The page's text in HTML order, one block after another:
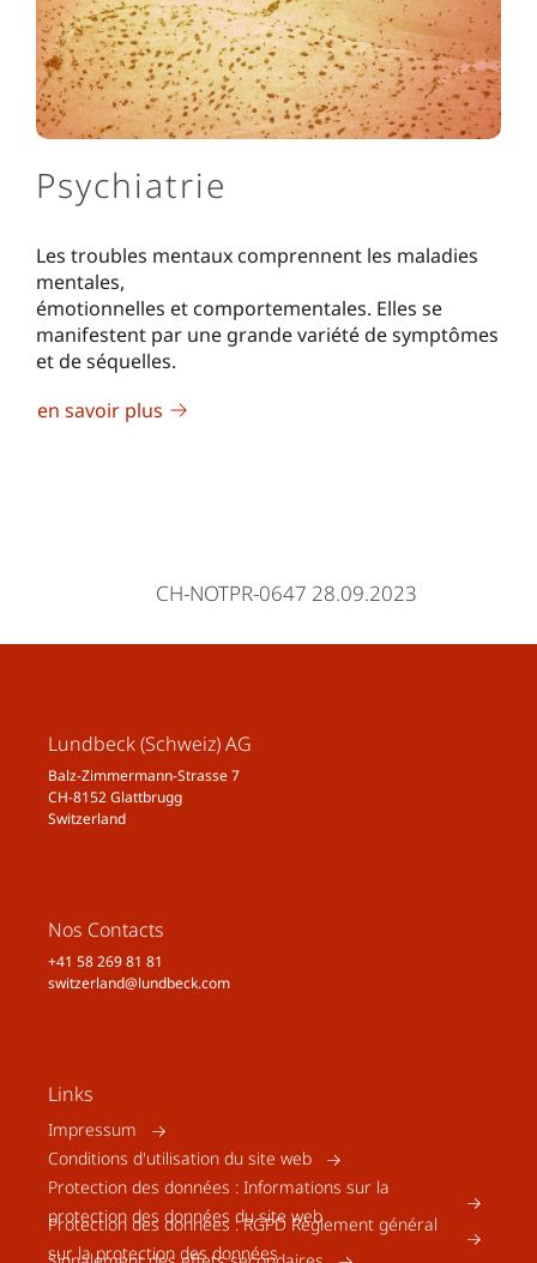
Psychiatrie
Les troubles mentaux comprennent les maladies
mentales,
émotionnelles et comportementales. Elles se
manifestent par une grande variété de symptômes
et de séquelles.
en savoir plus
CH-NOTPR-0647 28.09.2023
Lundbeck (Schweiz) AG
Balz-Zimmermann-Strasse 7
CH-8152 Glattbrugg
Switzerland
Nos Contacts
+41 58 269 81 81
switzerland@lundbeck.com
Links
Impressum
Conditions d'utilisation du site web
Protection des données : Informations sur la
protection des données du site web
Protection des données : RGPD Règlement général
sur la protection des données